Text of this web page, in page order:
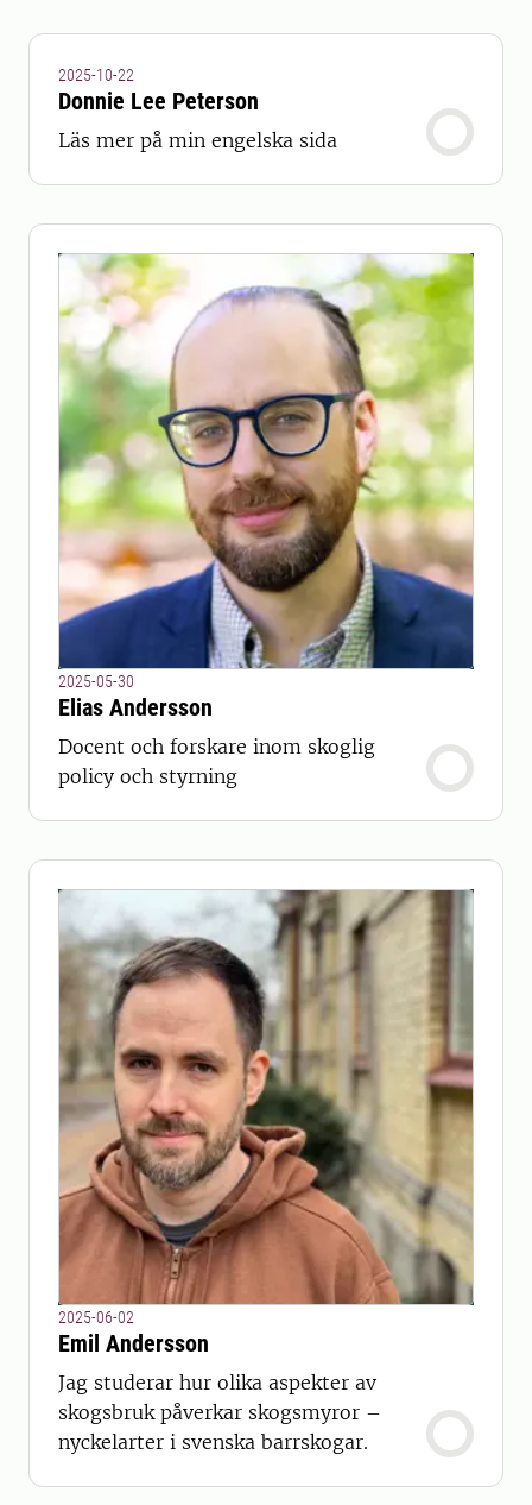
2025-10-22
Donnie Lee Peterson
Läs mer på min engelska sida
2025-05-30
Elias Andersson
Docent och forskare inom skoglig
policy och styrning
2025-06-02
Emil Andersson
Jag studerar hur olika aspekter av
skogsbruk påverkar skogsmyror –
nyckelarter i svenska barrskogar.